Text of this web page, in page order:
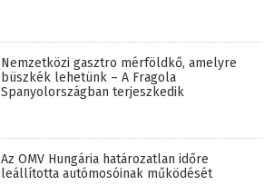
Nemzetközi gasztro mérföldkő, amelyre
büszkék lehetünk – A Fragola
Spanyolországban terjeszkedik
Az OMV Hungária határozatlan időre
leállította autómosóinak működését